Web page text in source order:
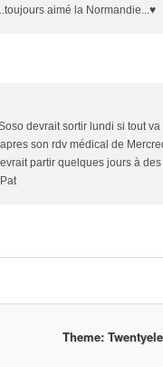
aimé la Normandie...♥
devrait sortir lundi si tout
son rdv médical de
partir quelques jours à
Theme: